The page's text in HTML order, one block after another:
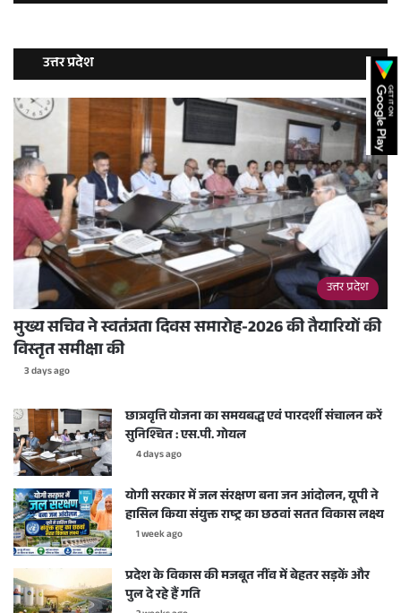
उत्तर प्रदेश
उत्तर प्रदेश
मुख्य सचिव ने स्वतंत्रता दिवस समारोह-2026 की तैयारियों की
विस्तृत समीक्षा की
3 days ago
छात्रवृत्ति योजना का समयबद्ध एवं पारदर्शी संचालन करें
सुनिश्चित : एस.पी. गोयल
4 days ago
योगी सरकार में जल संरक्षण बना जन आंदोलन, यूपी ने
हासिल किया संयुक्त राष्ट्र का छठवां सतत विकास लक्ष्य
1 week ago
प्रदेश के विकास की मजबूत नींव में बेहतर सड़कें और
पुल दे रहे हैं गति